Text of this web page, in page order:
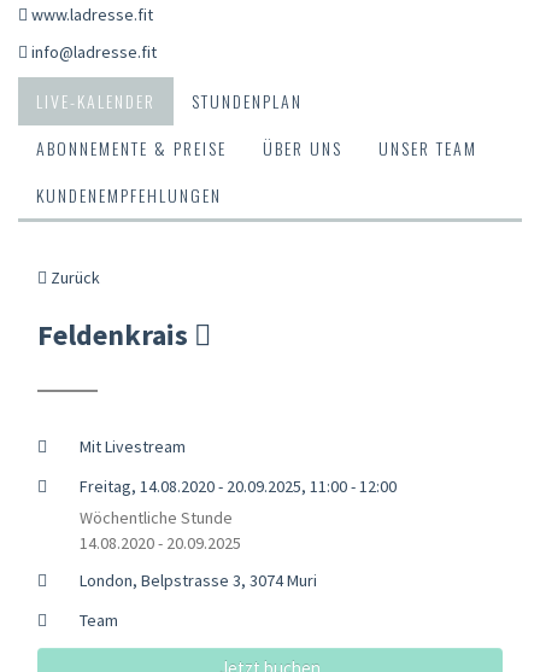
www.ladresse.fit
info@ladresse.fit
LIVE-KALENDER
STUNDENPLAN
ABONNEMENTE & PREISE
ÜBER UNS
UNSER TEAM
KUNDENEMPFEHLUNGEN
Zurück
Feldenkrais
Mit Livestream
Freitag, 14.08.2020 - 20.09.2025, 11:00 - 12:00
Wöchentliche Stunde
14.08.2020 - 20.09.2025
London, Belpstrasse 3, 3074 Muri
Team